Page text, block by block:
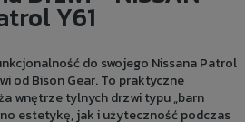
Y61
do swojego Nissana Patrol
od Bison Gear. To praktyczne
wnętrze tylnych drzwi typu „barn
estetykę, jak i użyteczność podczas